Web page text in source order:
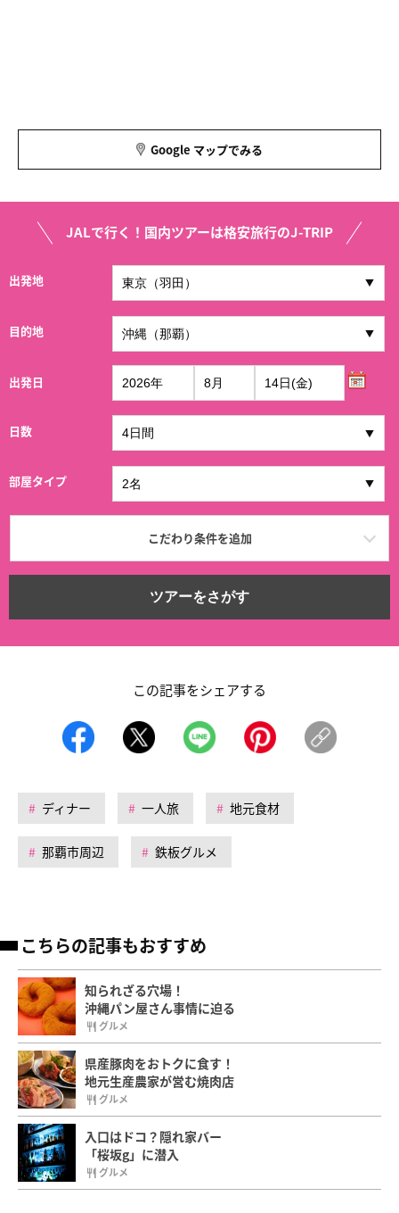
Google マップでみる
JALで行く！国内ツアーは格安旅行のJ-TRIP
出発地
目的地
出発日
日数
部屋タイプ
こだわり条件を追加
ツアーをさがす
この記事をシェアする
ディナー 一人旅 地元食材
那覇市周辺 鉄板グルメ
こちらの記事もおすすめ
知られざる穴場！
沖縄パン屋さん事情に迫る
グルメ
県産豚肉をおトクに食す！
地元生産農家が営む焼肉店
グルメ
入口はドコ？隠れ家バー
「桜坂g」に潜入
グルメ